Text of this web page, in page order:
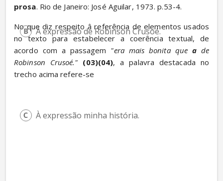
prosa. Rio de Janeiro: José Aguilar, 1973. p.53-4.
No que diz respeito â referência de elementos usados
no texto para estabelecer a coerência textual, de
acordo com a passagem "era mais bonita que a de
Robinson Crusoé." (03)(04), a palavra destacada no
trecho acima refere-se
À expressão de Robinson Crusoé.
À expressão minha história.